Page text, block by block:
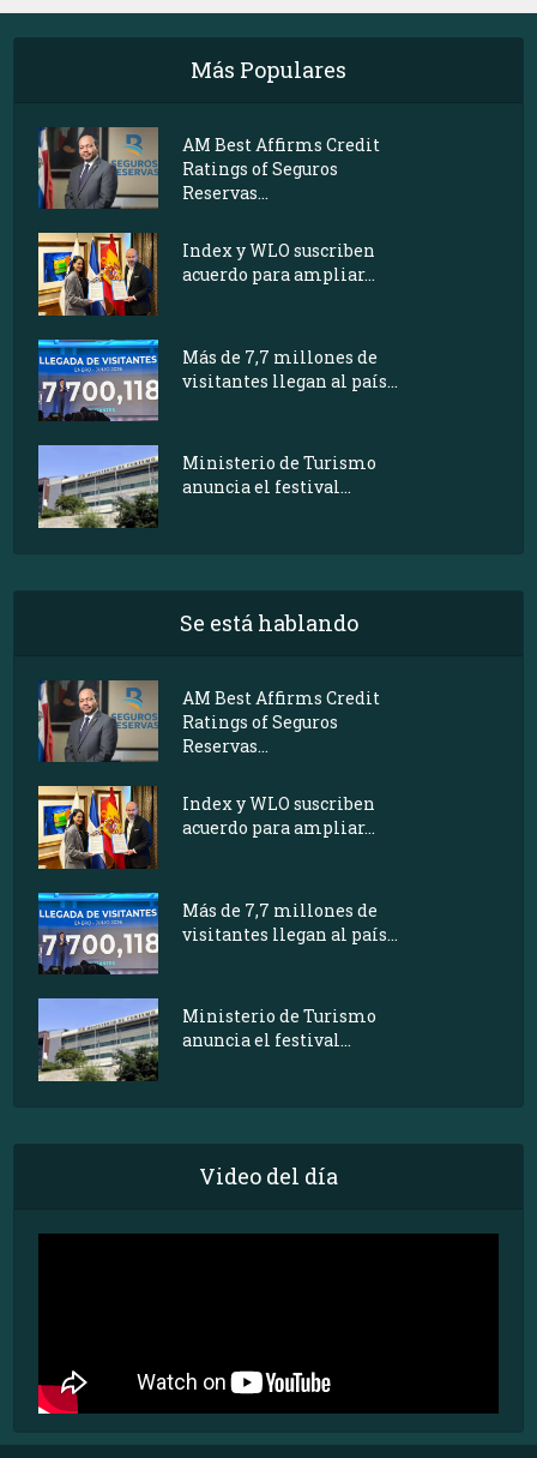
Más Populares
AM Best Affirms Credit
Ratings of Seguros
Reservas...
Index y WLO suscriben
acuerdo para ampliar...
Más de 7,7 millones de
visitantes llegan al país...
Ministerio de Turismo
anuncia el festival...
Se está hablando
AM Best Affirms Credit
Ratings of Seguros
Reservas...
Index y WLO suscriben
acuerdo para ampliar...
Más de 7,7 millones de
visitantes llegan al país...
Ministerio de Turismo
anuncia el festival...
Video del día